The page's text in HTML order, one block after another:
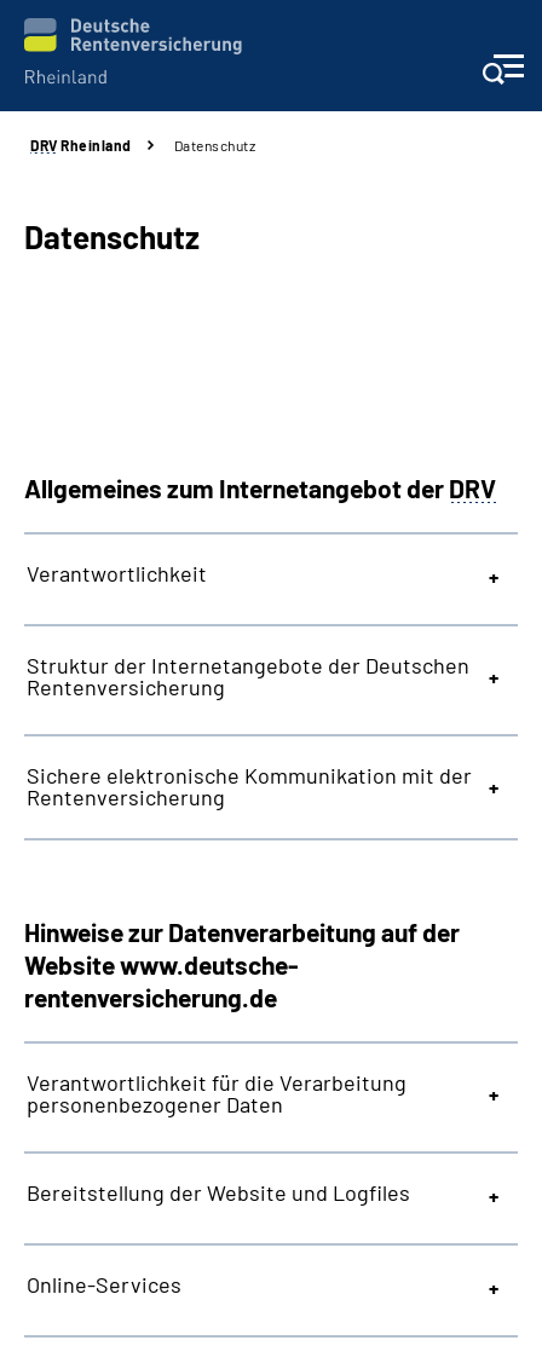
Aktuelles
Beratung und Kontakt
Über uns
Inhalte in Gebärdensprache (DGS)
Leichte Sprache
DRV Rheinland Datenschutz
Datenschutz
Allgemeines zum Internetangebot der DRV
Verantwortlichkeit
Struktur der Internetangebote der Deutschen
Rentenversicherung
Sichere elektronische Kommunikation mit der
Rentenversicherung
Hinweise zur Datenverarbeitung auf der
Websitewww.deutsche-
rentenversicherung.de
Verantwortlichkeit für die Verarbeitung
personenbezogener Daten
Bereitstellung derWebsite und Logfiles
Online-Services